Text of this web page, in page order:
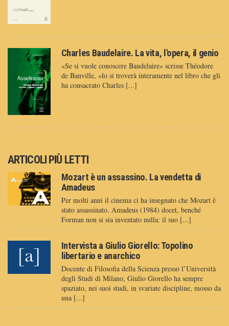
Charles Baudelaire. La vita, l'opera, il genio
«Se si vuole conoscere Baudelaire» scrisse Théodore
de Banville, «lo si troverà interamente nel libro che gli
ha consacrato Charles [...]
ARTICOLI PIÙ LETTI
Mozart è un assassino. La vendetta di
Amadeus
Per molti anni il cinema ci ha insegnato che Mozart è
stato assassinato. Amadeus (1984) docet, benché
Forman non si sia inventato nulla: il suo [...]
Intervista a Giulio Giorello: Topolino
libertario e anarchico
Docente di Filosofia della Scienza presso l’Università
degli Studi di Milano, Giulio Giorello ha sempre
spaziato, nei suoi studi, in svariate discipline, mosso da
una [...]